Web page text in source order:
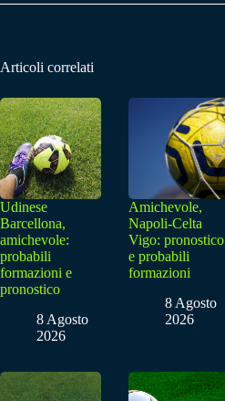
Articoli correlati
Udinese
Barcellona,
amichevole:
probabili
formazioni e
pronostico
8 Agosto
2026
Amichevole,
Napoli-Celta
Vigo: pronostico
e probabili
formazioni
8 Agosto
2026